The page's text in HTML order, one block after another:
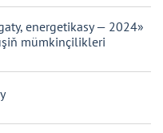
energetikasy — 2024»
mümkinçilikleri